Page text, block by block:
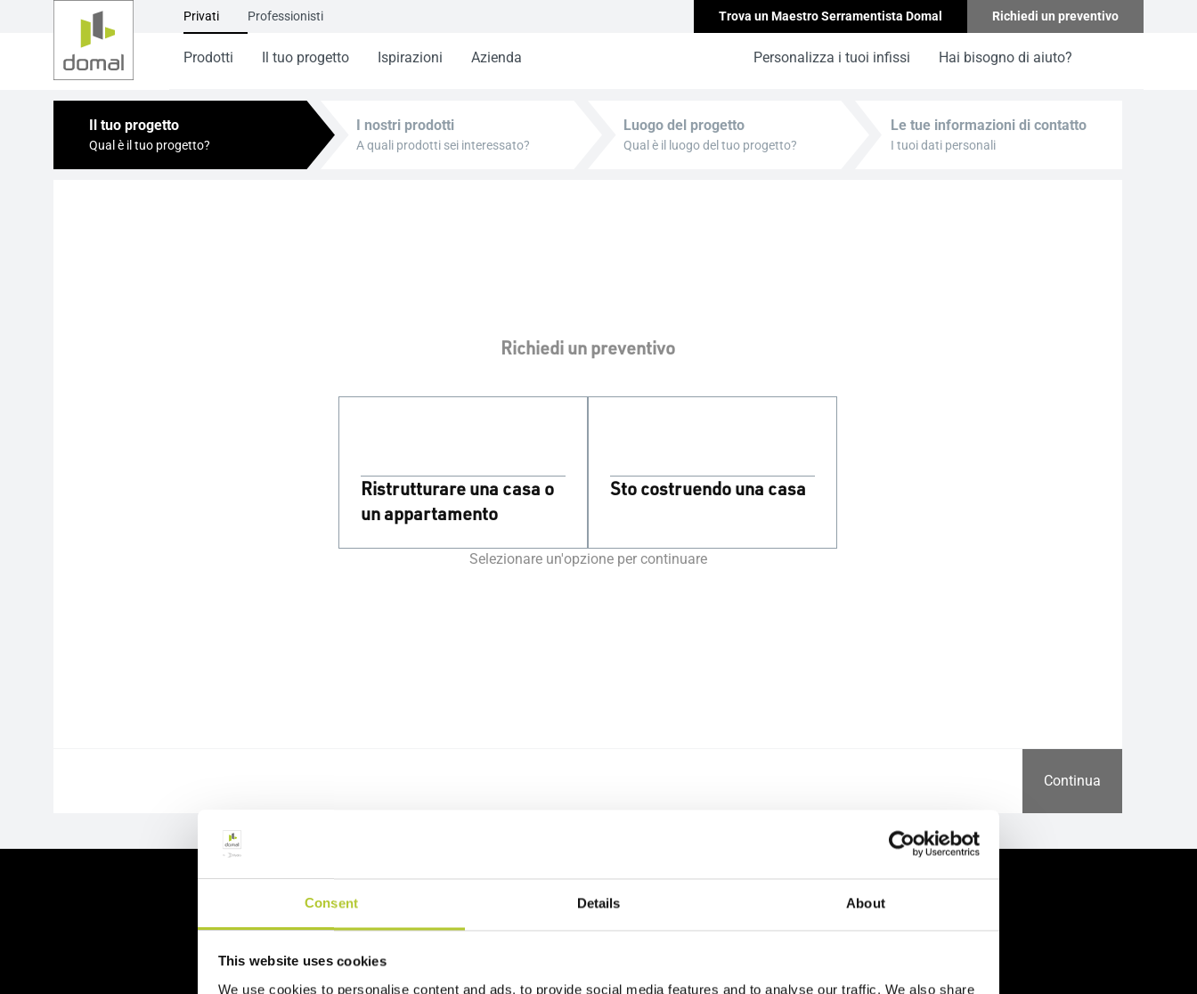
Consent Details About
This website uses cookies
We use cookies to personalise content and ads, to provide social media features and to analyse our traffic. We also share
Privati Professionisti Trova un Maestro Serramentista Domal Richiedi un preventivo
Prodotti Il tuo progetto Ispirazioni Azienda Personalizza i tuoi infissi Hai bisogno di aiuto?
Il tuo progetto I nostri prodotti Luogo del progetto Le tue informazioni di contatto
Richiedi un preventivo
Selezionare un'opzione per continuare
Ristrutturare una casa o
un appartamento
Sto costruendo una casa
Continua
Ci prendiamo cura dei nostri clienti